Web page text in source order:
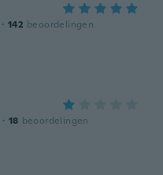
· 142 beoordelingen
· 18 beoordelingen